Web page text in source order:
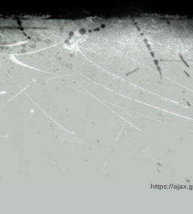
https://